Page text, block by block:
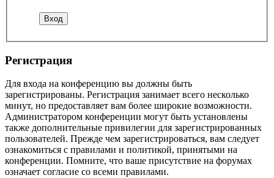
Регистрация
Для входа на конференцию вы должны быть
зарегистрированы. Регистрация занимает всего несколько
минут, но предоставляет вам более широкие возможности.
Администратором конференции могут быть установлены
также дополнительные привилегии для зарегистрированных
пользователей. Прежде чем зарегистрироваться, вам следует
ознакомиться с правилами и политикой, принятыми на
конференции. Помните, что ваше присутствие на форумах
означает согласие со всеми правилами.